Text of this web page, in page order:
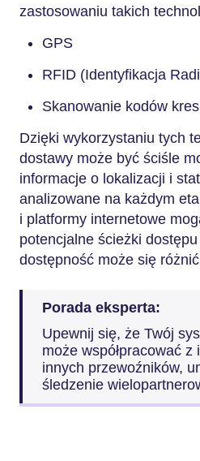
zastosowaniu takich
GPS
RFID (Identyfikacja
Skanowanie kodów
Dzięki wykorzystaniu tych
dostawy może być ściśle
informacje o lokalizacji i
analizowane na każdym
i platformy internetowe
potencjalne ścieżki
dostępność może się
Porada eksperta:
Upewnij się, że Twój
może współpracować z
innych przewoźników,
śledzenie